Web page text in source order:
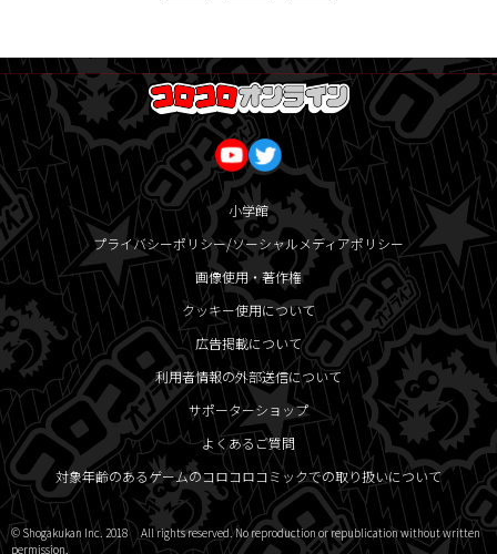
小学館
プライバシーポリシー/ソーシャルメディアポリシー
画像使用・著作権
クッキー使用について
広告掲載について
利用者情報の外部送信について
サポーターショップ
よくあるご質問
対象年齢のあるゲームのコロコロコミックでの取り扱いについて
© Shogakukan Inc. 2018 All rights reserved. No reproduction or republication without written
permission.